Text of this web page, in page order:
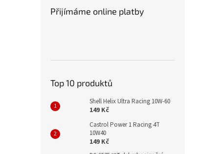
Přijímáme online platby
Top 10 produktů
Shell Helix Ultra Racing 10W-60
149 Kč
Castrol Power 1 Racing 4T
10W40
149 Kč